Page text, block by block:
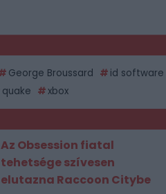
George Broussard
id software
quake xbox
Az Obsession fiatal
tehetsége szívesen
elutazna Raccoon Citybe